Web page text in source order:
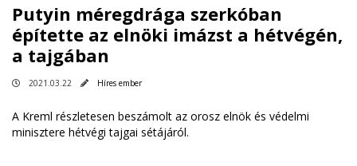
Putyin méregdrága szerkóban
építette az elnöki imázst a hétvégén,
a tajgában
2021.03.22 Híres ember
A Kreml részletesen beszámolt az orosz elnök és védelmi
minisztere hétvégi tajgai sétájáról.